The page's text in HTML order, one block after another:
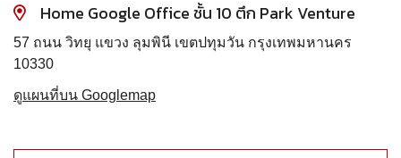
Home Google Office ชั้น 10 ตึก Park Venture
57 ถนน วิทยุ แขวง ลุมพินี เขตปทุมวัน กรุงเทพมหานคร
10330
ดูแผนที่บน Googlemap